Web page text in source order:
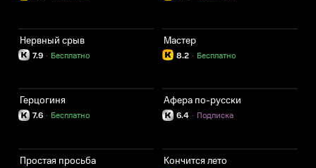
Нервный срыв
7.9 Бесплатно
·
Мастер
8.2 Бесплатно
·
Герцогиня
7.6 Бесплатно
·
Афера по-русски
6.4 Подписка
·
Простая просьба Кончится лето